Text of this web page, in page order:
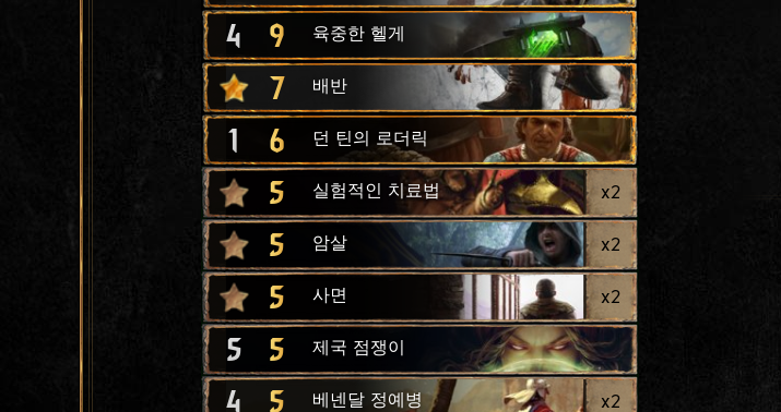
4 9 육중한 헬게
7 배반
1 6 던 틴의 로더릭
5 실험적인 치료법 x2
5 암살 x2
5 사면 x2
5 5 제국 점쟁이
4 5 베넨달 정예병 x2